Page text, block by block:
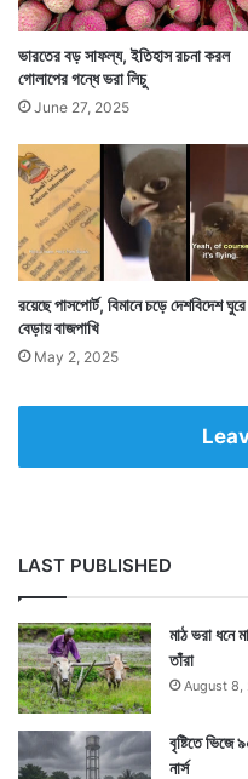
ওই ব্যাগ যে ফেরত পাওয়া
সদস্যরা। দ্রুত তাঁরা ছোটেন
ভারতের বড় সাফল্য, ইতিহাস রচনা করল
গোলাপের গন্ধে ভরা লিচু
June 27, 2025
রয়েছে পাসপোর্ট, বিমানে চড়ে দেশবিদেশ ঘুরে
বেড়ায় বাজপাখি
May 2, 2025
LAST PUBLISHED
মাঠ ভরা ধনে
তাঁরা
August 8,
বৃষ্টিতে ভিজে
নার্স